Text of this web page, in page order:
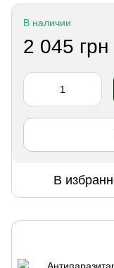
В наличии
2 045 грн
В